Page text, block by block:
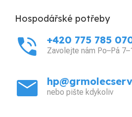
Hospodářské potřeby
phone_in_talk +420 775 785
Zavolejte nám Po–Pá
mail nebo pište kdykoliv